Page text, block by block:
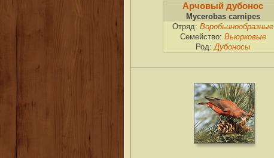
Арчовый дубонос
Mycerobas carnipes
Отряд: Воробьинообразные
Семейство: Вьюрковые
Род: Дубоносы